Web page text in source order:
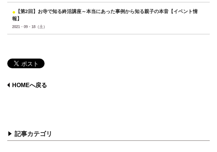
2021・09・18（土）
● 【第2回】お寺で知る終活講座～本当にあった事例から知る親子の本音【イベント情
報】
HOMEへ戻る
記事カテゴリ